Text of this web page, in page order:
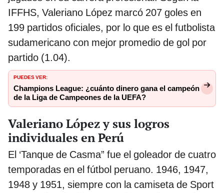
IFFHS, Valeriano López marcó 207 goles en
199 partidos oficiales, por lo que es el futbolista
sudamericano con mejor promedio de gol por
partido (1.04).
PUEDES VER:
Champions League: ¿cuánto dinero gana el campeón
de la Liga de Campeones de la UEFA?
Valeriano López y sus logros
individuales en Perú
El ‘Tanque de Casma” fue el goleador de cuatro
temporadas en el fútbol peruano. 1946, 1947,
1948 y 1951, siempre con la camiseta de Sport